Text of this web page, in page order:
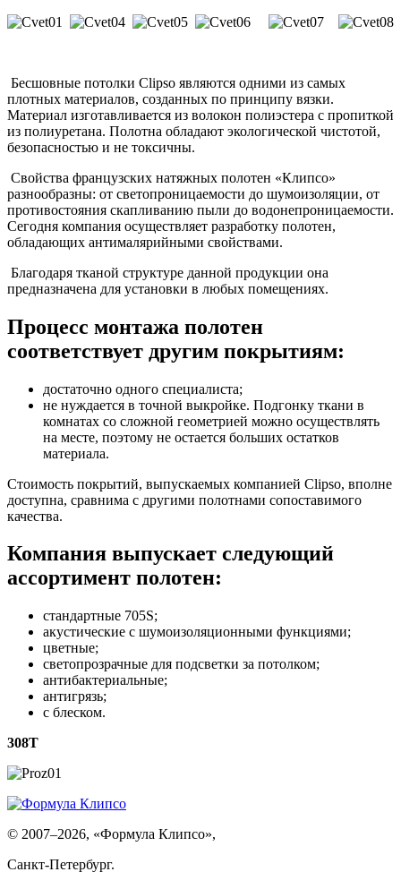
Бесшовные потолки Clipso являются одними из самых
плотных материалов, созданных по принципу вязки.
Материал изготавливается из волокон полиэстера с пропиткой
из полиуретана. Полотна обладают экологической чистотой,
безопасностью и не токсичны.
Свойства французских натяжных полотен «Клипсо»
разнообразны: от светопроницаемости до шумоизоляции, от
противостояния скапливанию пыли до водонепроницаемости.
Сегодня компания осуществляет разработку полотен,
обладающих антималярийными свойствами.
Благодаря тканой структуре данной продукции она
предназначена для установки в любых помещениях.
Процесс монтажа полотен
соответствует другим покрытиям:
достаточно одного специалиста;
не нуждается в точной выкройке. Подгонку ткани в
комнатах со сложной геометрией можно осуществлять
на месте, поэтому не остается больших остатков
материала.
Стоимость покрытий, выпускаемых компанией Clipso, вполне
доступна, сравнима с другими полотнами сопоставимого
качества.
Компания выпускает следующий
ассортимент полотен:
стандартные 705S;
акустические с шумоизоляционными функциями;
цветные;
светопрозрачные для подсветки за потолком;
антибактериальные;
антигрязь;
с блеском.
308T
© 2007–2026, «Формула Клипсо»,
Санкт-Петербург.